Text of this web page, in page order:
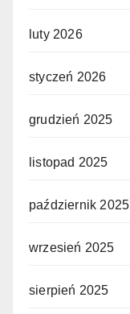
luty 2026
styczeń 2026
grudzień 2025
listopad 2025
październik 2025
wrzesień 2025
sierpień 2025